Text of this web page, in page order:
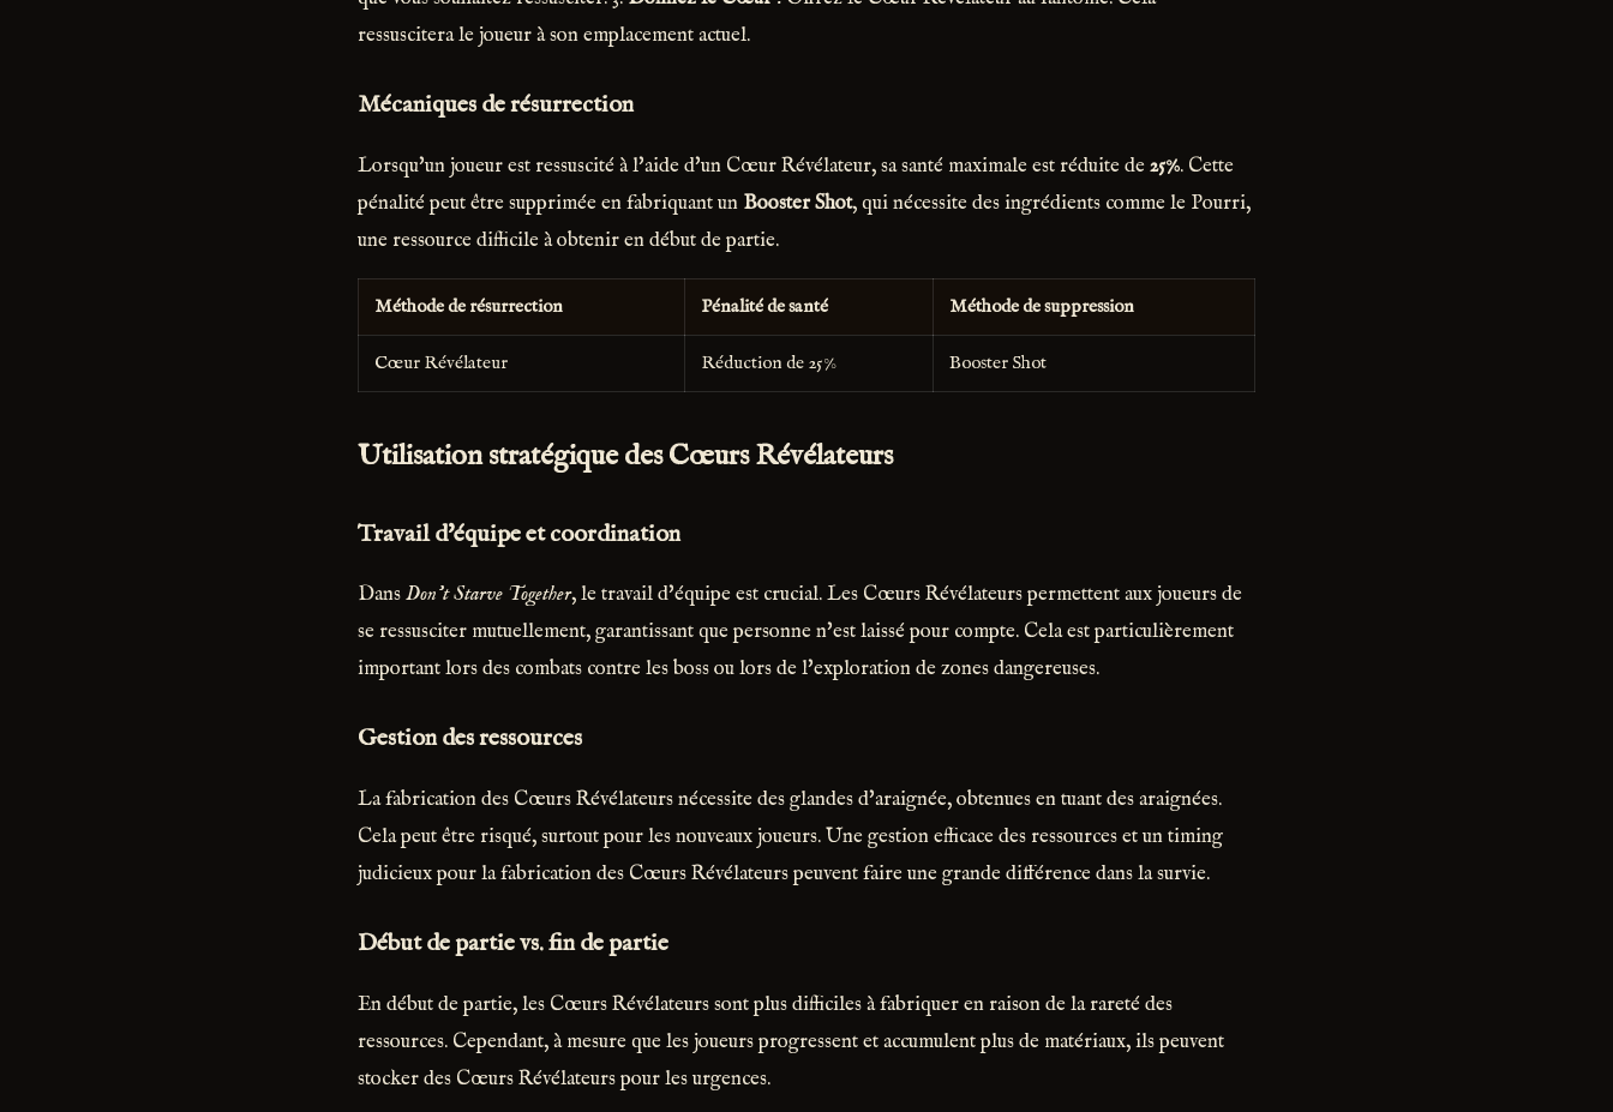
ressuscitera le joueur à son emplacement actuel.
Mécaniques de résurrection
Lorsqu'un joueur est ressuscité à l'aide d'un Cœur Révélateur, sa santé maximale est réduite de25%. Cette
pénalité peut être supprimée en fabriquant un Booster Shot, qui nécessite des ingrédients comme le Pourri,
une ressource difficile à obtenir en début de partie.
Méthode de résurrection Pénalité de santé Méthode de suppression
Cœur Révélateur Réduction de 25% Booster Shot
Utilisation stratégique des Cœurs Révélateurs
Travail d'équipe et coordination
DansDon't Starve Together, le travail d'équipe est crucial. Les Cœurs Révélateurs permettent aux joueurs de
se ressusciter mutuellement, garantissant que personne n'est laissé pour compte. Cela est particulièrement
important lors des combats contre les boss ou lors de l'exploration de zones dangereuses.
Gestion des ressources
La fabrication des Cœurs Révélateurs nécessite des glandes d'araignée, obtenues en tuant des araignées.
Cela peut être risqué, surtout pour les nouveaux joueurs. Une gestion efficace des ressources et un timing
judicieux pour la fabrication des Cœurs Révélateurs peuvent faire une grande différence dans la survie.
Début de partie vs. fin de partie
En début de partie, les Cœurs Révélateurs sont plus difficiles à fabriquer en raison de la rareté des
ressources. Cependant, à mesure que les joueurs progressent et accumulent plus de matériaux, ils peuvent
stocker des Cœurs Révélateurs pour les urgences.